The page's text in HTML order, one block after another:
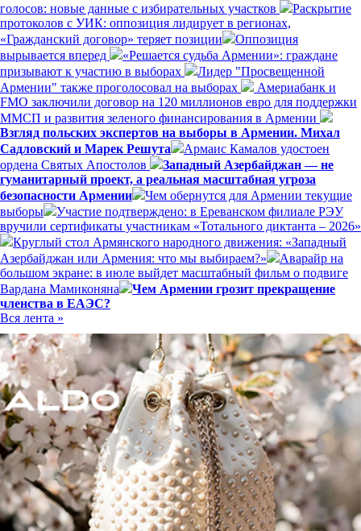
голосов: новые данные с избирательных участков
Раскрытие
протоколов с УИК: оппозиция лидирует в регионах,
«Гражданский договор» теряет позиции
Оппозиция
вырывается вперед
«Решается судьба Армении»: граждане
призывают к участию в выборах
Лидер "Просвещенной
Армении" также проголосовал на выборах
Америабанк и
FMO заключили договор на 120 миллионов евро для поддержки
ММСП и развития зеленого финансирования в Армении
Взгляд польских экспертов на выборы в Армении. Михал
Садловский и Марек Решута
Армаис Камалов удостоен
ордена Святых Апостолов
Западный Азербайджан — не
гуманитарный проект, а реальная масштабная угроза
безопасности Армении
Чем обернутся для Армении текущие
выборы
Участие подтверждено: в Ереванском филиале РЭУ
вручили сертификаты участникам «Тотального диктанта – 2026»
Круглый стол Армянского народного движения: «Западный
Азербайджан или Армения: что мы выбираем?»
Аварайр на
большом экране: в июле выйдет масштабный фильм о подвиге
Вардана Мамиконяна
Чем Армении грозит прекращение
членства в ЕАЭС?
Вся лента »